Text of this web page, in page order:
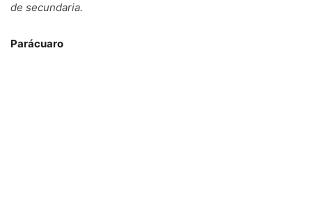
de secundaria.
Parácuaro